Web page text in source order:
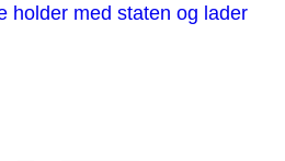
holder med staten og lader